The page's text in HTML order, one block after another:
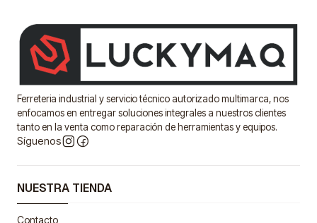
Ferreteria industrial y servicio técnico autorizado multimarca, nos
enfocamos en entregar soluciones integrales a nuestros clientes
tanto en la venta como reparación de herramientas y equipos.
Síguenos
NUESTRA TIENDA
Contacto